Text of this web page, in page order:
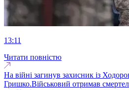
13:11
Читати повністю
На війні загинув захисник із
Гришко.Військовий отримав